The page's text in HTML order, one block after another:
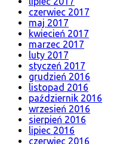
czerwiec 2017
maj 2017
kwiecień 2017
marzec 2017
luty 2017
styczeń 2017
grudzień 2016
listopad 2016
październik 2016
wrzesień 2016
sierpień 2016
lipiec 2016
czerwiec 2016